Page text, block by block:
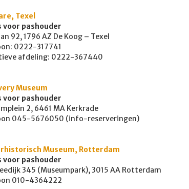
Texel
voor pashouder
92, 1796 AZ De Koog – Texel
0222-317741
afdeling: 0222-367440
Museum
voor pashouder
2, 6461 MA Kerkrade
045-5676050 (info-reserveringen)
Museum, Rotterdam
voor pashouder
345 (Museumpark), 3015 AA Rotterdam
010-4364222